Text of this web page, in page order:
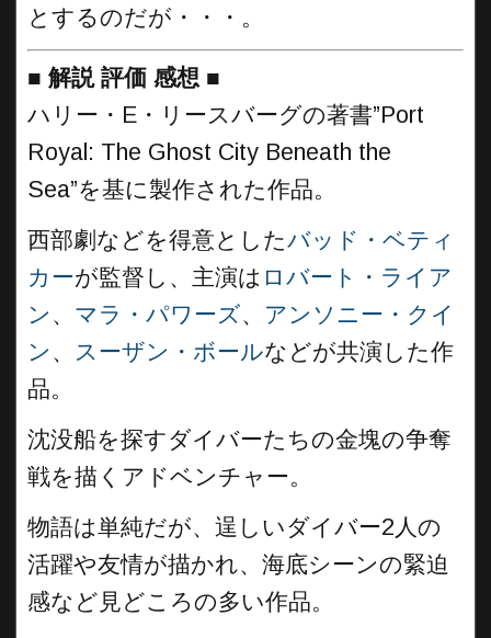
とするのだが・・・。
■ 解説 評価 感想 ■
ハリー・E・リースバーグの著書”Port
Royal: The Ghost City Beneath the
Sea”を基に製作された作品。
西部劇などを得意としたバッド・ベティ
カーが監督し、主演は ロバート・ライア
ン 、 マラ・パワーズ、 アンソニー・クイ
ン 、 スーザン・ボールなどが共演した作
品。
沈没船を探すダイバーたちの金塊の争奪
戦を描くアドベンチャー。
物語は単純だが、逞しいダイバー2人の
活躍や友情が描かれ、海底シーンの緊迫
感など見どころの多い作品。